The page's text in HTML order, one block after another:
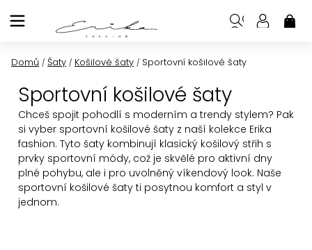
na
Domů / Šaty / Košilové šaty / Sportovní košilové šaty
Sportovní košilové šaty
Chceš spojit pohodlí s moderním a trendy stylem? Pak
si vyber sportovní košilové šaty z naší kolekce Erika
fashion. Tyto šaty kombinují klasický košilový střih s
prvky sportovní módy, což je skvělé pro aktivní dny
plné pohybu, ale i pro uvolněný víkendový look. Naše
sportovní košilové šaty ti posytnou komfort a styl v
jednom.